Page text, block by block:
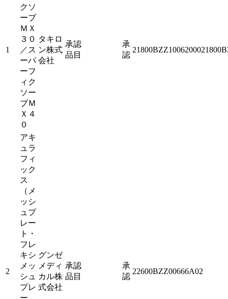
1
クソ
ーブ
ＭＸ
３０
／ス
ーパ
ーフ
ィク
ソー
ブＭ
Ｘ４
０
タキロ
ン株式
会社
承認
品目
承
認
2
アキ
ュラ
フィ
ック
ス
（メ
ッシ
ュプ
レー
ト・
フレ
キシ
メッ
シュ
プレ
グンゼ
メディ
カル株
式会社
承認
品目
承
認
22600BZZ00666A02